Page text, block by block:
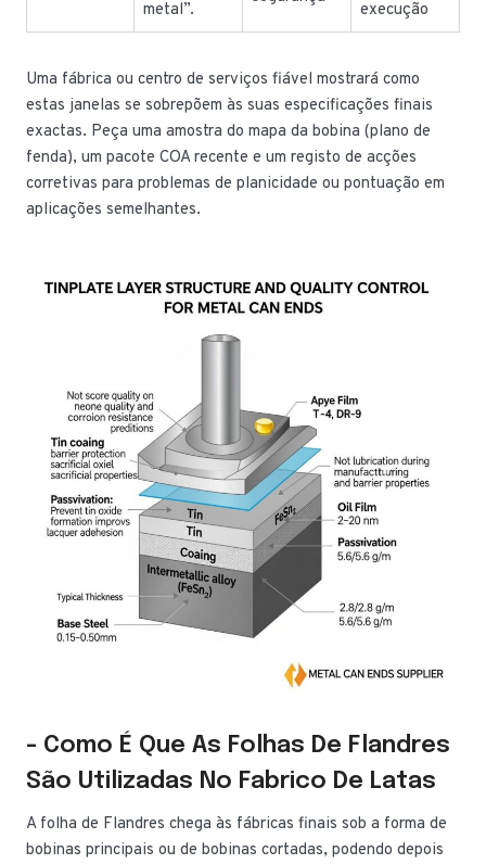
metal”. execução
Uma fábrica ou centro de serviços fiável mostrará como
estas janelas se sobrepõem às suas especificações finais
exactas. Peça uma amostra do mapa da bobina (plano de
fenda), um pacote COA recente e um registo de acções
corretivas para problemas de planicidade ou pontuação em
aplicações semelhantes.
- Como É Que As Folhas De Flandres
São Utilizadas No Fabrico De Latas
A folha de Flandres chega às fábricas finais sob a forma de
bobinas principais ou de bobinas cortadas, podendo depois